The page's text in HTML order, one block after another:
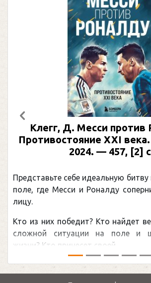
Клегг, Д. Месси против
Противостояние XXI
2024. — 457, [2]
Представьте себе идеальную
поле, где Месси и Роналду
лицу.
Кто из них победит? Кто найдет
сложной ситуации на поле и
жизни? Кто принесет своей ...
Предыдущий